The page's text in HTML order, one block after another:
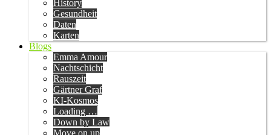
History
Gesundheit
Daten
Karten
Blogs
Emma Amour
Nachtschicht
Rauszeit
Gärtner Graf
KI-Kosmos
Loading …
Down by Law
Move on up